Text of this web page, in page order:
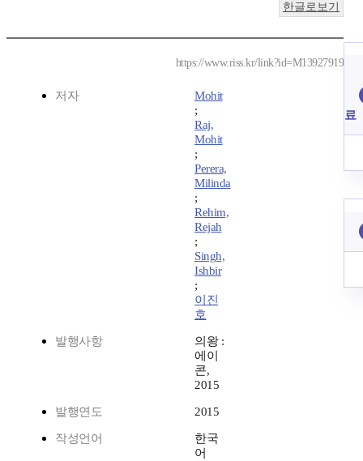
한글로보기
https://www.riss.kr/link?id=M13927919
저자
Mohit
;
Raj,
Mohit
;
Perera,
Milinda
;
Rehim,
Rejah
;
Singh,
Ishbir
;
이진
호
발행사항
의왕 :
에이
콘,
2015
발행연도 2015
작성언어
한국
어
료